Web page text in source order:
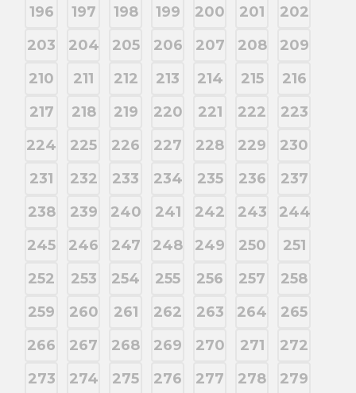
196
197 198 199 200 201
202
203
204 205 206 207 208
209
210
211 212 213 214 215
216
217
218 219 220 221 222
223
224
225 226 227 228 229
230
231
232 233 234 235 236
237
238
239 240 241 242 243
244
245
246 247 248 249 250
251
252
253 254 255 256 257
258
259
260 261 262 263 264
265
266
267 268 269 270 271
272
273
274 275 276 277 278
279